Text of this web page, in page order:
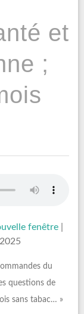
et
;
fenêtre
du
questions de
sans tabac… »